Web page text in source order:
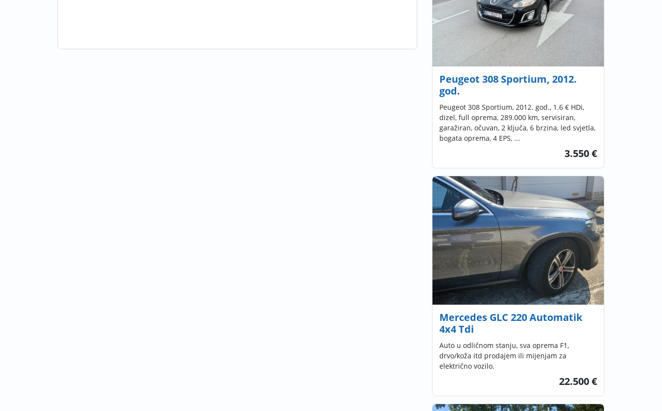
Peugeot 308 Sportium, 2012.
god.
Peugeot 308 Sportium, 2012. god., 1.6 € HDi,
dizel, full oprema, 289.000 km, servisiran,
garažiran, očuvan, 2 ključa, 6 brzina, led svjetla,
bogata oprema, 4 EPS, ...
3.550 €
Mercedes GLC 220 Automatik
4x4 Tdi
Auto u odličnom stanju, sva oprema F1,
drvo/koža itd prodajem ili mijenjam za
električno vozilo.
22.500 €